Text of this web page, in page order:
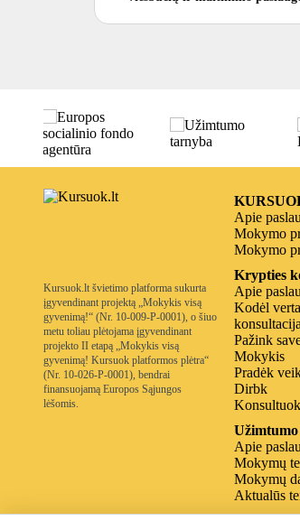
Kursuok.lt švietimo platforma sukurta
įgyvendinant projektą „Mokykis visą
gyvenimą!“ (Nr. 10-009-P-0001), o šiuo
metu toliau plėtojama įgyvendinant
projekto II etapą „Mokykis visą
gyvenimą! Kursuok platformos plėtra“
(Nr. 10-026-P-0001), bendrai
finansuojamą Europos Sąjungos
lėšomis.
Apie
Mokymo
Mokymo
Krypties
Apie
Kodėl
Pažink
Mokykis
Pradėk
Dirbk
Apie
Mokymų
Mokymų
Aktualūs